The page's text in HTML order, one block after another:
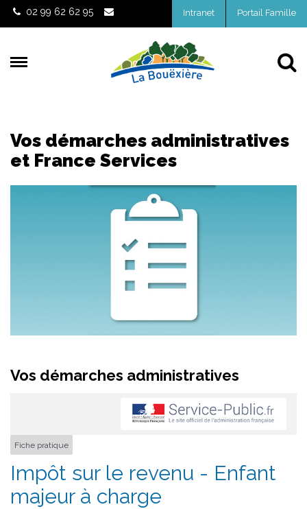
Gestion des traceurs
02 99 62 62 95 Intranet Portail Famille
Vos démarches administratives
et France Services
Vos démarches administratives
Fiche pratique
Impôt sur le revenu - Enfant
majeur à charge